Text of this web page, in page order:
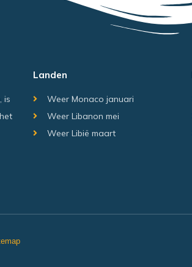
is
Landen
Weer Monaco januari
Weer Libanon mei
Weer Libië maart